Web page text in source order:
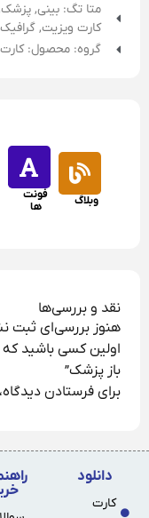
متا تگ:بینی,پزشک
کارت ویزیت,گرافیک
گروه: محصول: کارت
وبلاگ
فونت
ها
نقد و بررسی‌ها
هنوز بررسی‌ای ثبت
اولین کسی باشید
باز پزشک”
برای فرستادن
دانلود
کارت